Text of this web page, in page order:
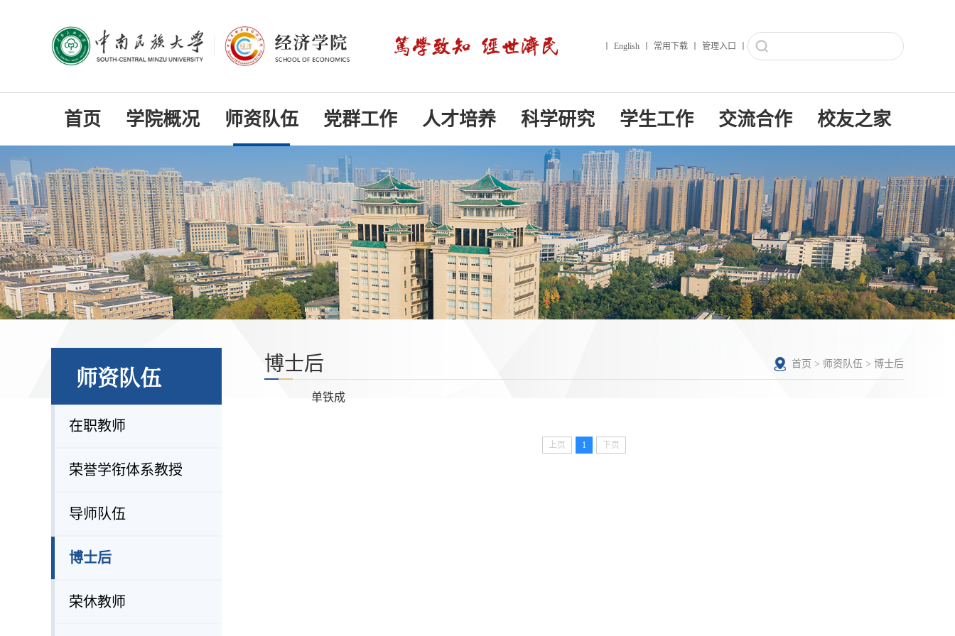
English 常用下载 管理入口
首页 学院概况 师资队伍 党群工作 人才培养 科学研究 学生工作 交流合作 校友之家
师资队伍
在职教师
荣誉学衔体系教授
导师队伍
博士后
荣休教师
博士后 首页 > 师资队伍 > 博士后
单铁成
上页 1 下页